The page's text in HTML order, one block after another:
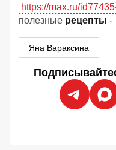
https://max.ru/
полезные рецепты -
Яна Вараксина